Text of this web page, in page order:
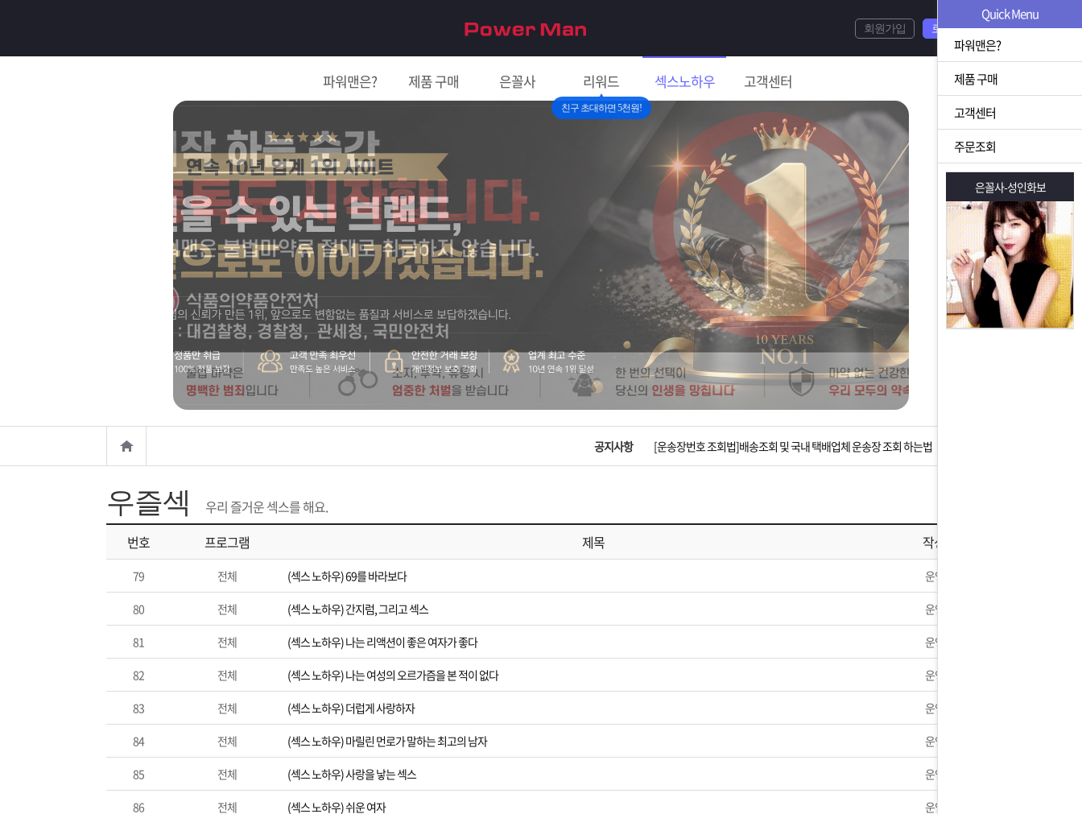
파워맨은? 제품 구매 은꼴사 리워드
친구 초대하면 5천원!
섹스노하우 고객센터
회원가입 로그인
그
공지사항
입금확인이 안되는 상황을 대비해 꼭 입금후 고객센터 연락바랍니다.
[2026구정 연휴]설 연휴 배송 및 휴무 안내
[운송장번호 조회법]배송조회 및 국내 택배업체 운송장 조회 하는법
[무인택배함 이용 안내] 집 밖에 주소로 택배 받기
입금확인이 안되는 상황을 대비해 꼭 입금후 고객센터 연락바랍니다.
우즐섹
우리 즐거운 섹스를 해요.
번호
프로그램 제목 작성자
79 전체 (섹스 노하우) 69를 바라보다 운영자
80 전체 (섹스 노하우) 간지럼, 그리고 섹스 운영자
81 전체 (섹스 노하우) 나는 리액션이 좋은 여자가 좋다 운영자
82 전체 (섹스 노하우) 나는 여성의 오르가즘을 본 적이 없다 운영자
83 전체 (섹스 노하우) 더럽게 사랑하자 운영자
84 전체 (섹스 노하우) 마릴린 먼로가 말하는 최고의 남자 운영자
85 전체 (섹스 노하우) 사랑을 낳는 섹스 운영자
86 전체 (섹스 노하우) 쉬운 여자 운영자
Quick Menu
파워맨은?
제품 구매
고객센터
주문조회
은꼴사-성인화보 은꼴사-성인화보